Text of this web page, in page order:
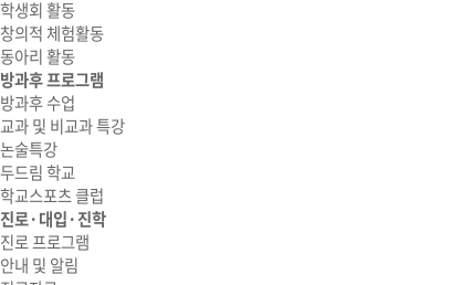
학생회 활동
창의적 체험활동
동아리 활동
방과후 프로그램
방과후 수업
교과 및 비교과 특강
논술특강
두드림 학교
학교스포츠 클럽
진로·대입·진학
진로 프로그램
안내 및 알림